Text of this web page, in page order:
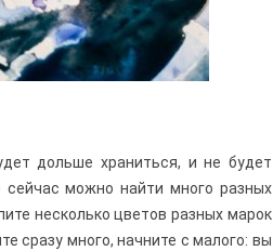
дольше храниться, и не будет
сейчас можно найти много разных
несколько цветов разных марок
сразу много, начните с малого: вы